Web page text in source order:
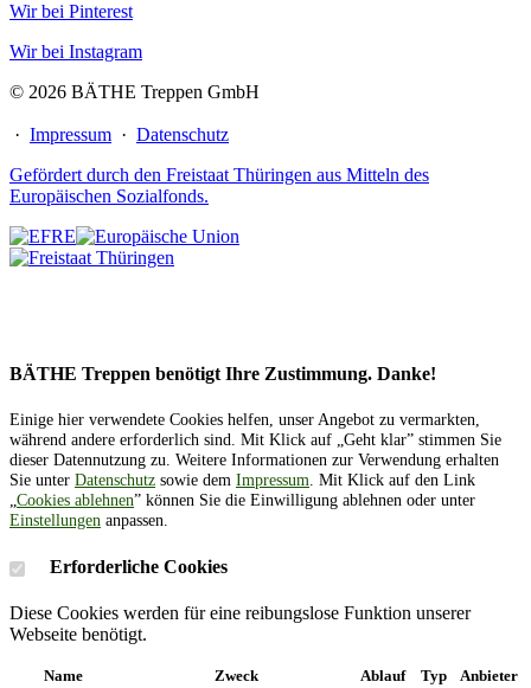
Wir bei Pinterest
Wir bei Instagram
© 2026 BÄTHE Treppen GmbH
· Impressum · Datenschutz
Gefördert durch den Freistaat Thüringen aus Mitteln des
Europäischen Sozialfonds.
BÄTHE Treppen benötigt Ihre Zustimmung. Danke!
Einige hier verwendete Cookies helfen, unser Angebot zu vermarkten,
während andere erforderlich sind. Mit Klick auf „Geht klar” stimmen Sie
dieser Datennutzung zu. Weitere Informationen zur Verwendung erhalten
Sie unter Datenschutz sowie dem Impressum. Mit Klick auf den Link
„Cookies ablehnen” können Sie die Einwilligung ablehnen oder unter
Einstellungen anpassen.
Erforderliche Cookies
Diese Cookies werden für eine reibungslose Funktion unserer
Webseite benötigt.
Name Zweck Ablauf Typ
Anbieter